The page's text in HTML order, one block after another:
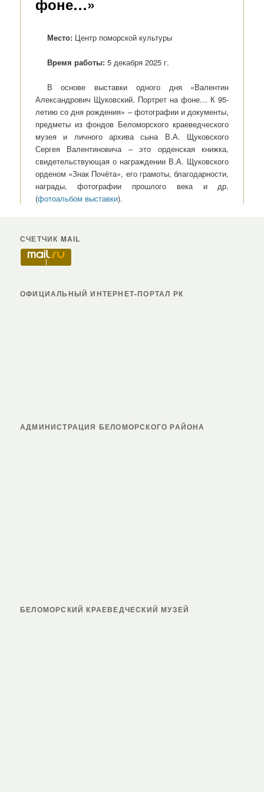
фоне…»
Место:Центр поморской культуры
Время работы:5 декабря 2025 г.
В основе выставки одного дня «Валентин
Александрович Щуковский. Портрет на фоне… К 95-
летию со дня рождения» – фотографии и документы,
предметы из фондов Беломорского краеведческого
музея и личного архива сына В.А. Щуковского
Сергея Валентиновича – это орденская книжка,
свидетельствующая о награждении В.А. Щуковского
орденом «Знак Почёта», его грамоты, благодарности,
награды, фотографии прошлого века и др.
(фотоальбом выставки).
СЧЕТЧИК MAIL
ОФИЦИАЛЬНЫЙ ИНТЕРНЕТ-ПОРТАЛ РК
АДМИНИСТРАЦИЯ БЕЛОМОРСКОГО РАЙОНА
БЕЛОМОРСКИЙ КРАЕВЕДЧЕСКИЙ МУЗЕЙ